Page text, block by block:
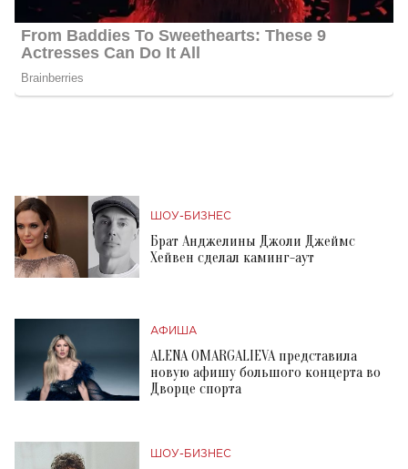
ШОУ-БИЗНЕС
Брат Анджелины Джоли Джеймс
Хейвен сделал каминг-аут
АФИША
ALENA OMARGALIEVA представила
новую афишу большого концерта во
Дворце спорта
ШОУ-БИЗНЕС